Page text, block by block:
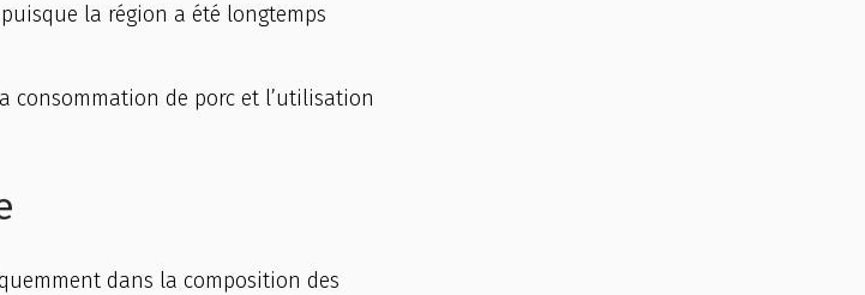
la région a été longtemps
consommation de porc et l’utilisation
dans la composition des